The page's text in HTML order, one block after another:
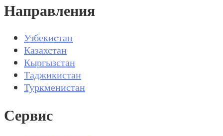
Направления
Узбекистан
Казахстан
Кыргызстан
Таджикистан
Туркменистан
Сервис